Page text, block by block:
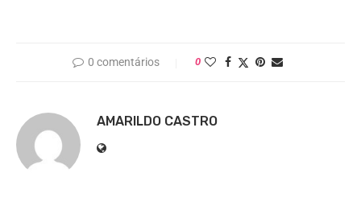
0 comentários 0
AMARILDO CASTRO